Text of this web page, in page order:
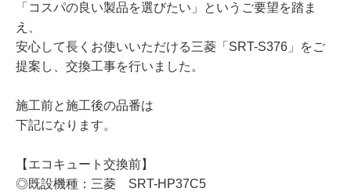
「コスパの良い製品を選びたい」というご要望を踏ま
え、
安心して長くお使いいただける三菱「SRT-S376」をご
提案し、交換工事を行いました。
施工前と施工後の品番は
下記になります。
【エコキュート交換前】
◎既設機種：三菱 SRT-HP37C5